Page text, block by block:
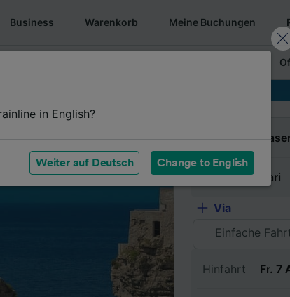
Business Warenkorb Meine Buchungen
Von
Nach
Via
Einfache
Hinfahrt
in English?
Weiter auf Deutsch Change to English